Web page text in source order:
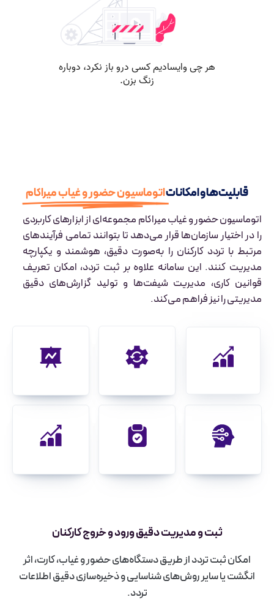
قابلیت‌ها و امکاناتاتوماسیون حضور و غیاب میراکام
اتوماسیون حضور و غیاب میراکام مجموعه‌ای از ابزارهای کاربردی
را در اختیار سازمان‌ها قرار می‌دهد تا بتوانند تمامی فرآیندهای
مرتبط با تردد کارکنان را به‌صورت دقیق، هوشمند و یکپارچه
مدیریت کنند. این سامانه علاوه بر ثبت تردد، امکان تعریف
قوانین کاری، مدیریت شیفت‌ها و تولید گزارش‌های دقیق
مدیریتی را نیز فراهم می‌کند.
ثبت و مدیریت دقیق ورود و خروج کارکنان
امکان ثبت تردد از طریق دستگاه‌های حضور و غیاب، کارت، اثر
انگشت یا سایر روش‌های شناسایی و ذخیره‌سازی دقیق اطلاعات
تردد.